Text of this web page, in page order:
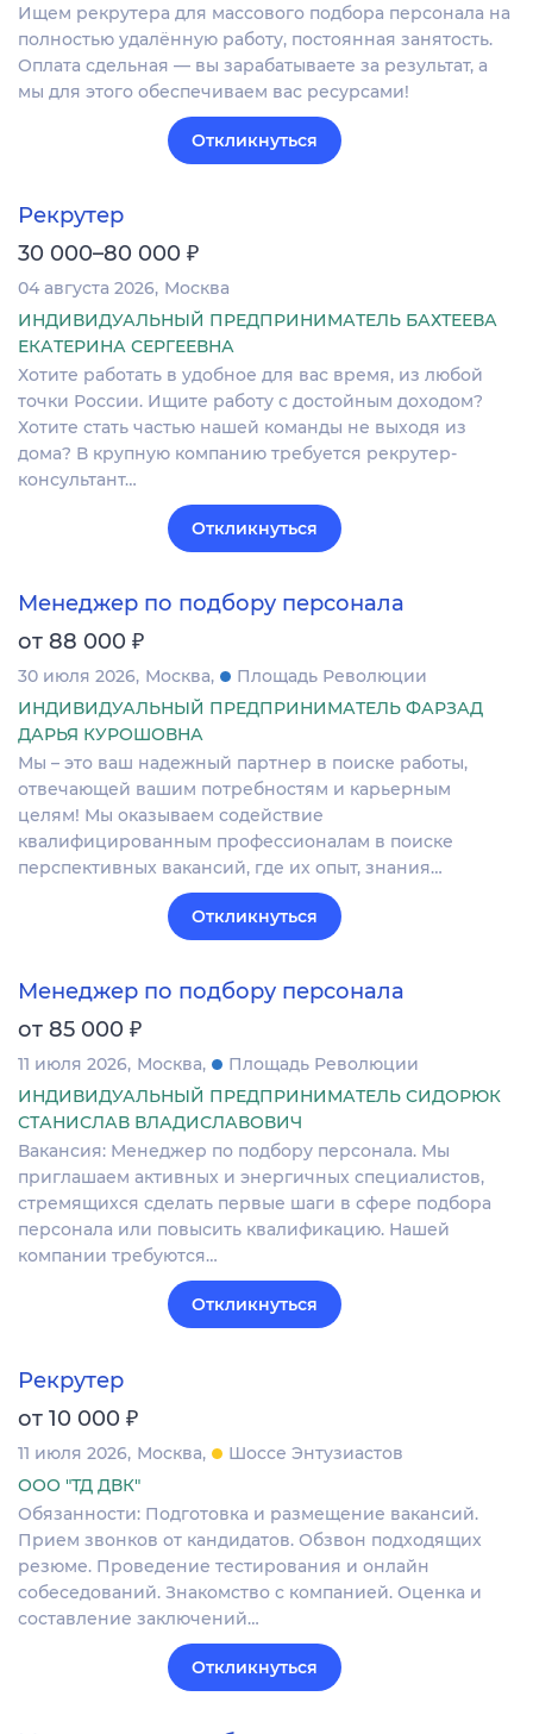
Ищем рекрутера для массового подбора персонала на
полностью удалённую работу, постоянная занятость.
Оплата сдельная — вы зарабатываете за результат, а
мы для этого обеспечиваем вас ресурсами!
Откликнуться
Рекрутер
30 000–80 000 ₽
04 августа 2026 Москва
ИНДИВИДУАЛЬНЫЙ ПРЕДПРИНИМАТЕЛЬ БАХТЕЕВА
ЕКАТЕРИНА СЕРГЕЕВНА
Хотите работать в удобное для вас время, из любой
точки России. Ищите работу с достойным доходом?
Хотите стать частью нашей команды не выходя из
дома? В крупную компанию требуется рекрутер-
консультант…
Откликнуться
Менеджер по подбору персонала
от 88 000 ₽
30 июля 2026 Москва
Площадь Революции
ИНДИВИДУАЛЬНЫЙ ПРЕДПРИНИМАТЕЛЬ ФАРЗАД
ДАРЬЯ КУРОШОВНА
Мы – это ваш надежный партнер в поиске работы,
отвечающей вашим потребностям и карьерным
целям! Мы оказываем содействие
квалифицированным профессионалам в поиске
перспективных вакансий, где их опыт, знания…
Откликнуться
Менеджер по подбору персонала
от 85 000 ₽
11 июля 2026 Москва
Площадь Революции
ИНДИВИДУАЛЬНЫЙ ПРЕДПРИНИМАТЕЛЬ СИДОРЮК
СТАНИСЛАВ ВЛАДИСЛАВОВИЧ
Вакансия: Менеджер по подбору персонала. Мы
приглашаем активных и энергичных специалистов,
стремящихся сделать первые шаги в сфере подбора
персонала или повысить квалификацию. Нашей
компании требуются…
Откликнуться
Рекрутер
от 10 000 ₽
11 июля 2026 Москва
Шоссе Энтузиастов
ООО "ТД ДВК"
Обязанности: Подготовка и размещение вакансий.
Прием звонков от кандидатов. Обзвон подходящих
резюме. Проведение тестирования и онлайн
собеседований. Знакомство с компанией. Оценка и
составление заключений…
Откликнуться